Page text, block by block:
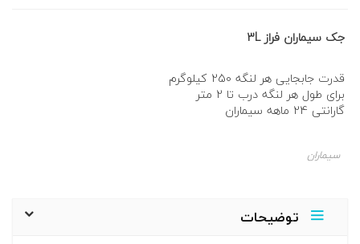
جک سیماران فراز 3L
قدرت جابجایی هر لنگه 250 کیلوگرم
برای طول هر لنگه درب تا 2 متر
گارانتی 24 ماهه سیماران
سیماران
توضیحات